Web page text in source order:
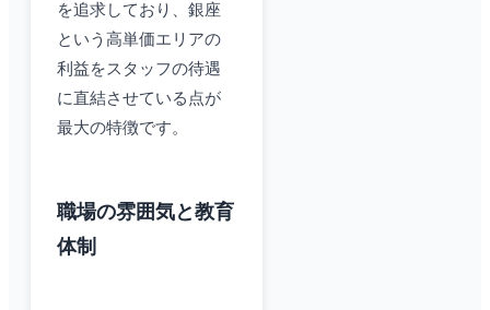
を追求しており、銀座
という高単価エリアの
利益をスタッフの待遇
に直結させている点が
最大の特徴です。
職場の雰囲気と教育
体制